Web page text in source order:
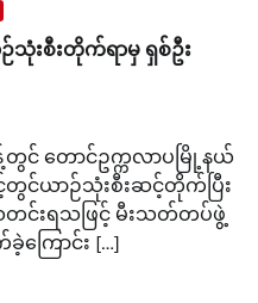
သုံးစီးတိုက်ရာမှ ရှစ်ဦး
တွင် တောင်ဥက္ကလာပမြို့နယ်
င့်တွင်ယာဉ်သုံးစီးဆင့်တိုက်ပြီး
တင်းရသဖြင့် မီးသတ်တပ်ဖွဲ့
ကြောင်း […]